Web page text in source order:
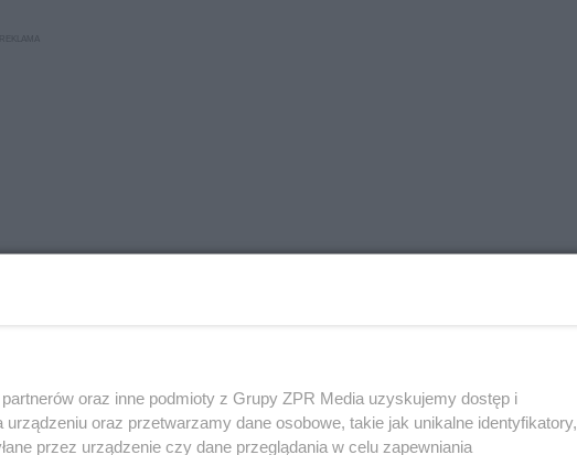
politycznych, znanych postaci, a także kultowych
oraz inne podmioty z Grupy ZPR Media uzyskujemy dostęp i
oraz przetwarzamy dane osobowe, takie jak unikalne identyfikatory,
przez urządzenie czy dane przeglądania w celu zapewniania